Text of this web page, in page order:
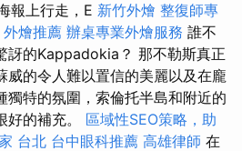
報上行走，E 新竹外燴 整復師專
外燴推薦 辦桌專業外燴服務 誰不
訝的Kappadokia？ 那不勒斯真正
威的令人難以置信的美麗以及在龐
獨特的氛圍，索倫托半島和附近的
好的補充。 區域性SEO策略，助
台北 台中眼科推薦 高雄律師 在